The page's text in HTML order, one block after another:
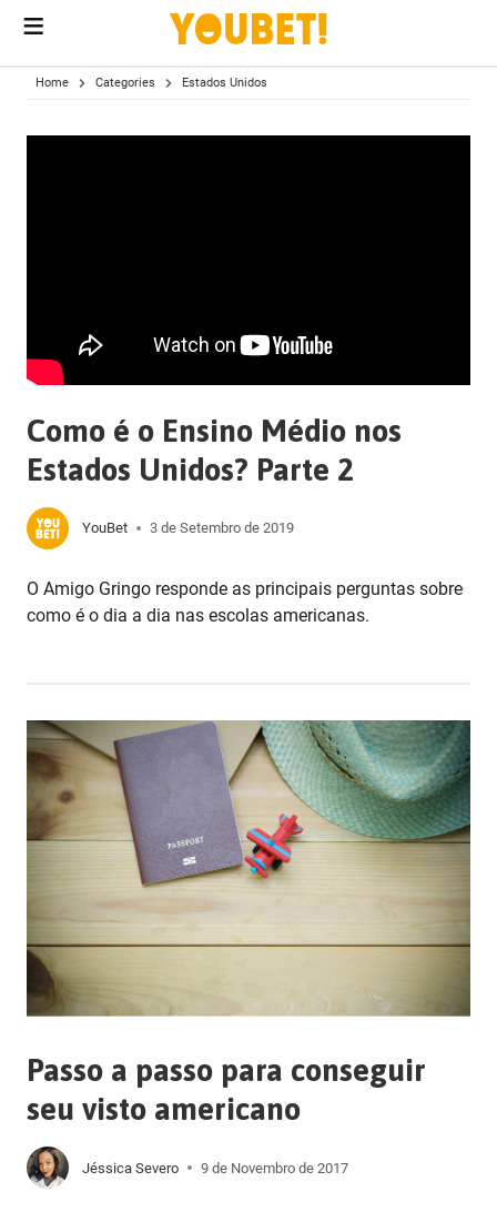
Home Categories Estados Unidos
Como é o Ensino Médio nos
Estados Unidos? Parte 2
YouBet 3 de Setembro de 2019
O Amigo Gringo responde as principais perguntas sobre
como é o dia a dia nas escolas americanas.
Passo a passo para conseguir
seu visto americano
Jéssica Severo 9 de Novembro de 2017